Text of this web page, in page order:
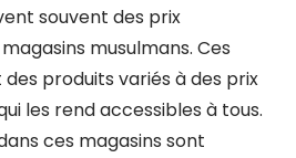
souvent des prix
musulmans. Ces
produits variés à des prix
les rend accessibles à tous.
ces magasins sont